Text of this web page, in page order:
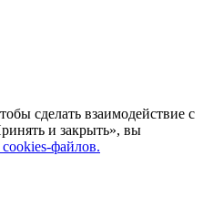
сделать взаимодействие с
и закрыть», вы
файлов.